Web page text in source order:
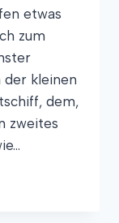
etwas
zum
der kleinen
dem,
zweites